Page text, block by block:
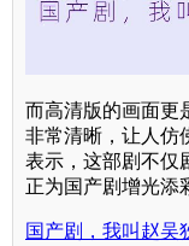
而高清版的画面更
非常清晰，让人仿
表示，这部剧不仅
正为国产剧增光添
国产剧，我叫赵吴